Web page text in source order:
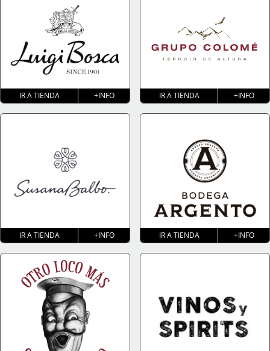
IR A TIENDA +INFO IR A TIENDA +INFO
IR A TIENDA +INFO IR A TIENDA +INFO